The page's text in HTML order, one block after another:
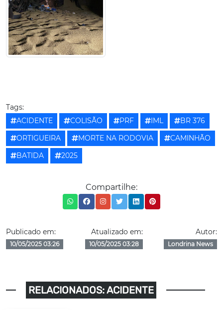
Tags:
ACIDENTE
COLISÃO PRF IML
BR 376
ORTIGUEIRA
MORTE NA RODOVIA
CAMINHÃO
BATIDA
2025
Compartilhe:
Publicado em:
10/05/2025 03:26
Atualizado em:
10/05/2025 03:28
Autor:
Londrina News
RELACIONADOS: ACIDENTE